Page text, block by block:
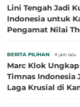
Lini Tengah Jadi
Indonesia untuk
Pengamat Nilai
BERITA PILIHAN 4 jam lalu
Marc Klok
Timnas Indonesia
Laga Krusial di